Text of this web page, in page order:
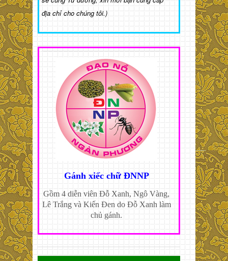
địa chỉ cho chúng tôi.)
Gánh xiếc chữ ĐNNP
Gồm 4 diễn viên Đỗ Xanh, Ngô Vàng,
Lê Trắng và Kiến Đen do Đỗ Xanh làm
chủ gánh.